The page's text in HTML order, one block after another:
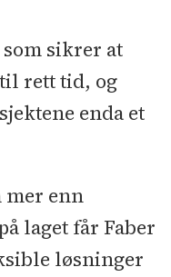
men er
betalt
sikrer at
rett tid, og
enda et
mer enn
laget får Faber
løsninger